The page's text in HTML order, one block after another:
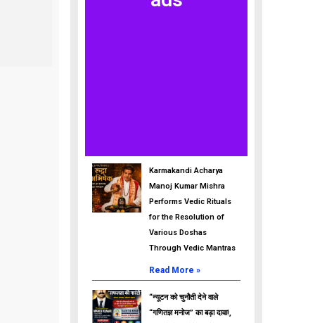
Karmakandi Acharya
Manoj Kumar Mishra
Performs Vedic Rituals
for the Resolution of
Various Doshas
Through Vedic Mantras
Read More »
“न्यूटन को चुनौती देने वाले
“गणितज्ञ मनोज” का बड़ा दावा!,